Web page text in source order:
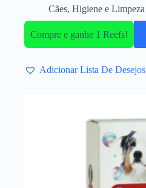
Cães, Higiene e Limpeza
Compre e ganhe 1 Reefs!
Adicionar Lista De Desejos